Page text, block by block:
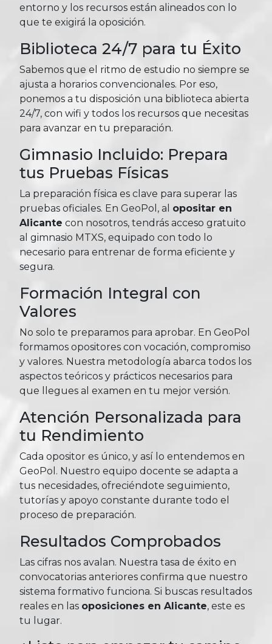
entorno y los recursos están alineados con lo
que te exigirá la oposición.
Biblioteca 24/7 para tu Éxito
Sabemos que el ritmo de estudio no siempre se
ajusta a horarios convencionales. Por eso,
ponemos a tu disposición una biblioteca abierta
24/7, con wifi y todos los recursos que necesitas
para avanzar en tu preparación.
Gimnasio Incluido: Prepara
tus Pruebas Físicas
La preparación física es clave para superar las
pruebas oficiales. En GeoPol, al opositar en
Alicante con nosotros, tendrás acceso gratuito
al gimnasio MTXS, equipado con todo lo
necesario para entrenar de forma eficiente y
segura.
Formación Integral con
Valores
No solo te preparamos para aprobar. En GeoPol
formamos opositores con vocación, compromiso
y valores. Nuestra metodología abarca todos los
aspectos teóricos y prácticos necesarios para
que llegues al examen en tu mejor versión.
Atención Personalizada para
tu Rendimiento
Cada opositor es único, y así lo entendemos en
GeoPol. Nuestro equipo docente se adapta a
tus necesidades, ofreciéndote seguimiento,
tutorías y apoyo constante durante todo el
proceso de preparación.
Resultados Comprobados
Las cifras nos avalan. Nuestra tasa de éxito en
convocatorias anteriores confirma que nuestro
sistema formativo funciona. Si buscas resultados
reales en las oposiciones en Alicante, este es
tu lugar.